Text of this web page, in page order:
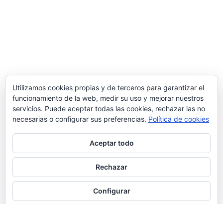
Utilizamos cookies propias y de terceros para garantizar el
funcionamiento de la web, medir su uso y mejorar nuestros
servicios. Puede aceptar todas las cookies, rechazar las no
necesarias o configurar sus preferencias. Política de cookies
Aceptar todo
Rechazar
Configurar